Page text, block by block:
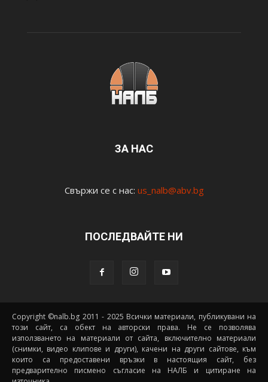
ЗА НАС
Свържи се с нас: us_nalb@abv.bg
ПОСЛЕДВАЙТЕ НИ
Copyright ©nalb.bg 2011 - 2025 Всички материали, публикувани на
този сайт, са обект на авторски права. Не се позволява
използването на материали от сайта, включително материали
(снимки, видео клипове и други), качени на други сайтове, към
които са предоставени връзки в настоящия сайт, без
предварително писмено съгласие на НАЛБ и цитиране на